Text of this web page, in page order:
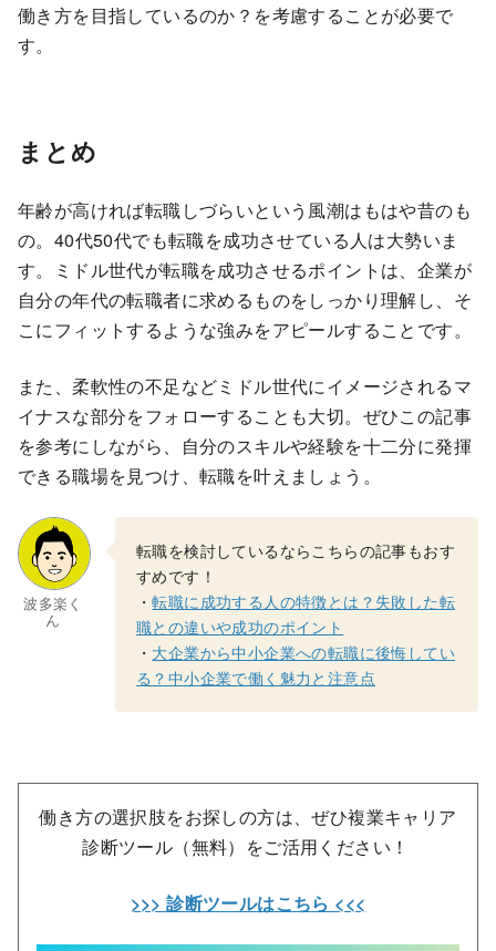
働き方を目指しているのか？を考慮することが必要で
す。
まとめ
年齢が高ければ転職しづらいという風潮はもはや昔のも
の。40代50代でも転職を成功させている人は大勢いま
す。ミドル世代が転職を成功させるポイントは、企業が
自分の年代の転職者に求めるものをしっかり理解し、そ
こにフィットするような強みをアピールすることです。
また、柔軟性の不足などミドル世代にイメージされるマ
イナスな部分をフォローすることも大切。ぜひこの記事
を参考にしながら、自分のスキルや経験を十二分に発揮
できる職場を見つけ、転職を叶えましょう。
波多楽く
ん
転職を検討しているならこちらの記事もおす
すめです！
・転職に成功する人の特徴とは？失敗した転
職との違いや成功のポイント
・ 大企業から中小企業への転職に後悔してい
る？中小企業で働く魅力と注意点
働き方の選択肢をお探しの方は、ぜひ複業キャリア
診断ツール（無料）をご活用ください！
>>> 診断ツールはこちら <<<